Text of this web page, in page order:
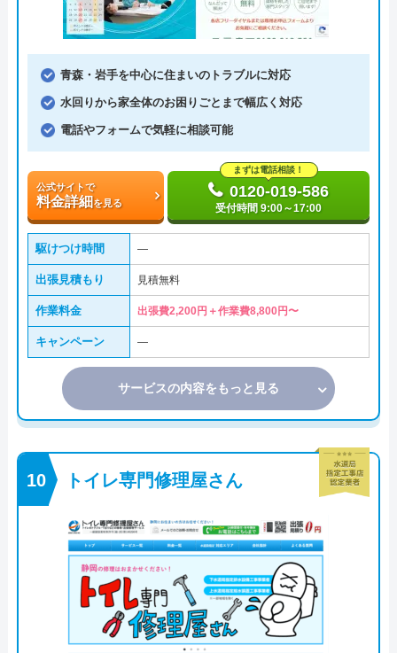
青森・岩手を中心に住まいのトラブルに対応
水回りから家全体のお困りごとまで幅広く対応
電話やフォームで気軽に相談可能
公式サイトで
料金詳細を見る
まずは電話相談！
0120-019-586
受付時間 9:00～17:00
駆けつけ時間 ―
出張見積もり 見積無料
作業料金 出張費2,200円＋作業費8,800円〜
キャンペーン ―
サービスの内容をもっと見る
トイレ専門修理屋さん